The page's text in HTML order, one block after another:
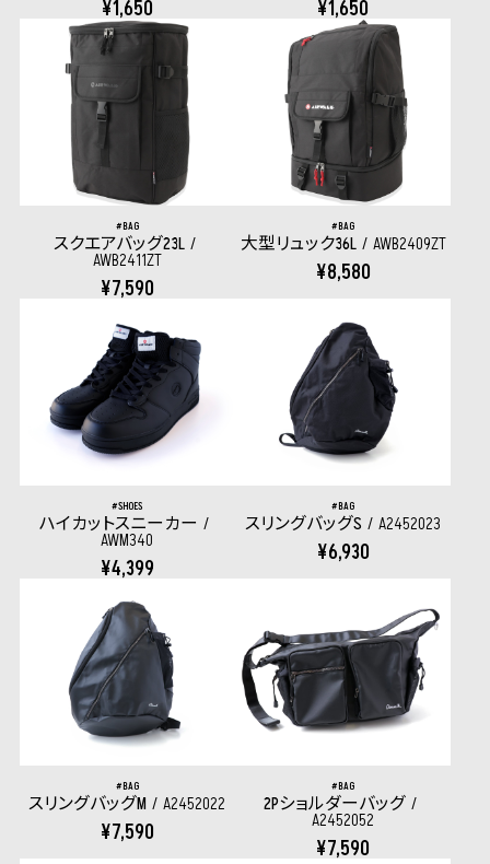
¥1,650 ¥1,650
BAG
スクエアバッグ23L
AWB2411ZT
¥7,590
BAG
大型リュック36L AWB2409ZT
¥8,580
SHOES
ハイカットスニーカー
AWM340
¥4,399
BAG
スリングバッグS A2452023
¥6,930
BAG
スリングバッグM A2452022
¥7,590
BAG
2Pショルダーバッグ
A2452052
¥7,590